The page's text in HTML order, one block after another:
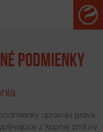
čerpadiel
PODMIENKY
upravujú práva
z kúpnej zmluvy